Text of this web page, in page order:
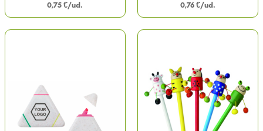
0,75 € 0,76 €